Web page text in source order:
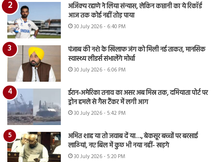
अजिंक्य रहाणे ने लिया संन्यास, लेकिन कप्तानी का ये रिकॉर्ड
आज तक कोई नहीं तोड़ पाया
30 July 2026 - 6:40 PM
पंजाब की नशे के खिलाफ जंग को मिली नई ताकत, मानसिक
स्वास्थ्य लीडर्स संभालेंगे मोर्चा
30 July 2026 - 6:06 PM
ईरान-अमेरिका तनाव का असर अब मिस्र तक, दमियाता पोर्ट पर
ड्रोन हमले से गैस टैंकर में लगी आग
30 July 2026 - 5:42 PM
अमित शाह या तो जवाब दें या…., बेकसूर बच्चों पर बरसाई
लाठियां, नए बिल में कुछ भी नया नहीं- खड़गे
30 July 2026 - 5:20 PM